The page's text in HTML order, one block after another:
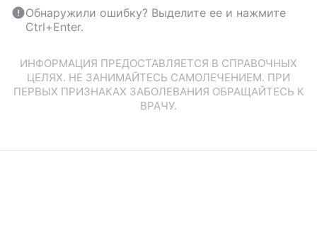
Обнаружили ошибку? Выделите ее и нажмите
Ctrl+Enter.
ИНФОРМАЦИЯ ПРЕДОСТАВЛЯЕТСЯ В СПРАВОЧНЫХ
ЦЕЛЯХ. НЕ ЗАНИМАЙТЕСЬ САМОЛЕЧЕНИЕМ. ПРИ
ПЕРВЫХ ПРИЗНАКАХ ЗАБОЛЕВАНИЯ ОБРАЩАЙТЕСЬ К
ВРАЧУ.